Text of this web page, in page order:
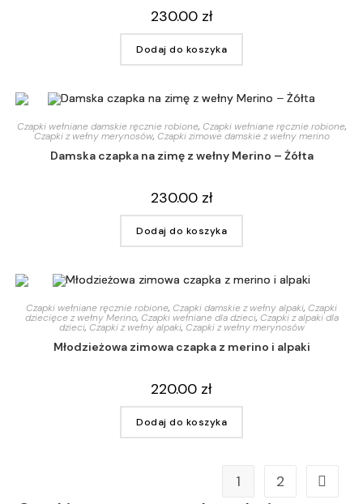
230.00 zł
Dodaj do koszyka
Czapki wełniane damskie ręcznie robione, Czapki wełniane ręcznie robione,
Czapki z wełny merynosów, Czapki zimowe damskie z wełny merino
Damska czapka na zimę z wełny Merino – Żółta
230.00 zł
Dodaj do koszyka
Czapki wełniane ręcznie robione, Czapki damskie z wełny alpaki, Czapki
dziecięce z wełny Merino, Czapki wełniane dla dzieci, Czapki z alpaki dla
dzieci, Czapki z wełny alpaki, Czapki z wełny merynosów
Młodzieżowa zimowa czapka z merino i alpaki
220.00 zł
Dodaj do koszyka
1 2